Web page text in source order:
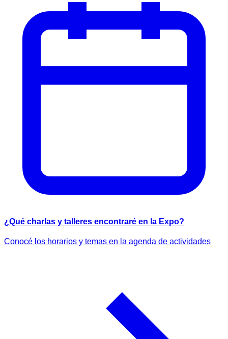
¿Qué charlas y talleres encontraré en la Expo?
Conocé los horarios y temas en la agenda de actividades